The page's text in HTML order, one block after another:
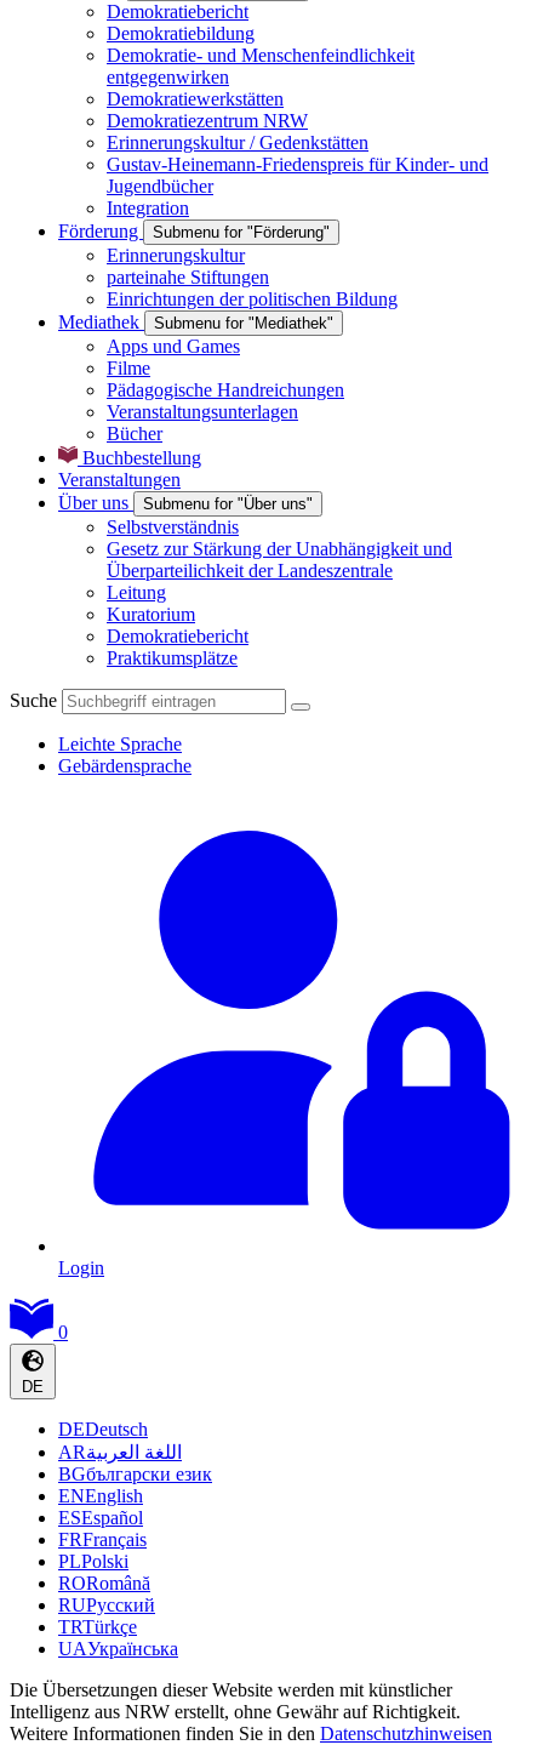
Demokratiebericht
Demokratiebildung
Demokratie- und Menschenfeindlichkeit
entgegenwirken
Demokratiewerkstätten
Demokratiezentrum NRW
Erinnerungskultur / Gedenkstätten
Gustav-Heinemann-Friedenspreis für Kinder- und
Jugendbücher
Integration
Förderung
Submenu for "Förderung"
Erinnerungskultur
parteinahe Stiftungen
Einrichtungen der politischen Bildung
Mediathek
Submenu for "Mediathek"
Apps und Games
Filme
Pädagogische Handreichungen
Veranstaltungsunterlagen
Bücher
Buchbestellung
Veranstaltungen
Über uns
Submenu for "Über uns"
Selbstverständnis
Gesetz zur Stärkung der Unabhängigkeit und
Überparteilichkeit der Landeszentrale
Leitung
Kuratorium
Demokratiebericht
Praktikumsplätze
Suche
Leichte Sprache
Gebärdensprache
Login
0
DE
DEDeutsch
ARاللغة العربية
BGбългарски език
ENEnglish
ESEspañol
FRFrançais
PLPolski
RORomână
RUРусский
TRTürkçe
UAУкраїнська
Die Übersetzungen dieser Website werden mit künstlicher
Intelligenz aus NRW erstellt, ohne Gewähr auf Richtigkeit.
Weitere Informationen finden Sie in den Datenschutzhinweisen